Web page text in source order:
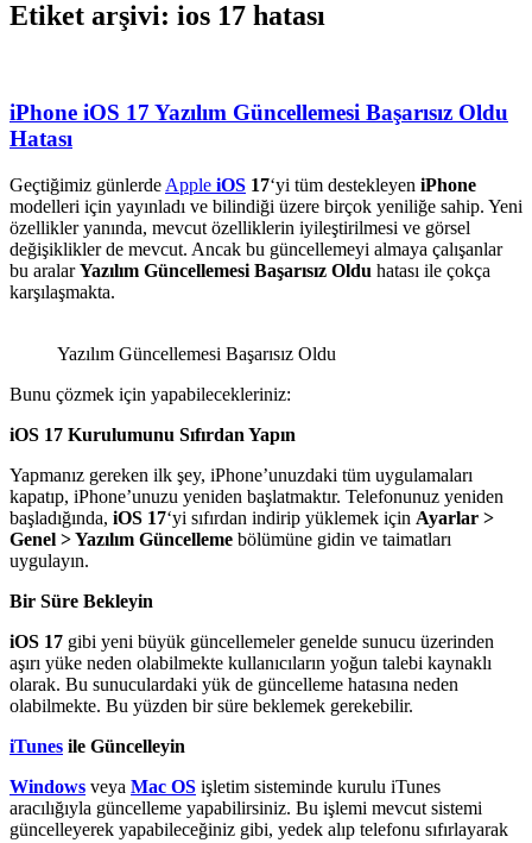
Etiket arşivi: ios 17 hatası
iPhone iOS 17 Yazılım Güncellemesi Başarısız Oldu
Hatası
Geçtiğimiz günlerde Apple iOS 17‘yi tüm destekleyen iPhone
modelleri için yayınladı ve bilindiği üzere birçok yeniliğe sahip. Yeni
özellikler yanında, mevcut özelliklerin iyileştirilmesi ve görsel
değişiklikler de mevcut. Ancak bu güncellemeyi almaya çalışanlar
bu aralarYazılım Güncellemesi Başarısız Oldu hatası ile çokça
karşılaşmakta.
Yazılım Güncellemesi Başarısız Oldu
Bunu çözmek için yapabilecekleriniz:
iOS 17 Kurulumunu Sıfırdan Yapın
Yapmanız gereken ilk şey, iPhone’unuzdaki tüm uygulamaları
kapatıp, iPhone’unuzu yeniden başlatmaktır. Telefonunuz yeniden
başladığında, iOS 17‘yi sıfırdan indirip yüklemek için Ayarlar >
Genel > Yazılım Güncelleme bölümüne gidin ve taimatları
uygulayın.
Bir Süre Bekleyin
iOS 17 gibi yeni büyük güncellemeler genelde sunucu üzerinden
aşırı yüke neden olabilmekte kullanıcıların yoğun talebi kaynaklı
olarak. Bu sunuculardaki yük de güncelleme hatasına neden
olabilmekte. Bu yüzden bir süre beklemek gerekebilir.
iTunes ile Güncelleyin
Windows veya Mac OS işletim sisteminde kurulu iTunes
aracılığıyla güncelleme yapabilirsiniz. Bu işlemi mevcut sistemi
güncelleyerek yapabileceğiniz gibi, yedek alıp telefonu sıfırlayarak